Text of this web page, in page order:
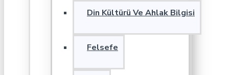
Din Kültürü Ve Ahlak Bilgisi
Felsefe